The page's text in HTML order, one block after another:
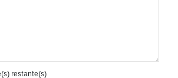
restante(s)